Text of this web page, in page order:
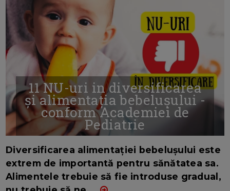
11 NU-uri in diversificarea
și alimentația bebelușului -
conform Academiei de
Pediatrie
Diversificarea alimentației bebelușului este
extrem de importantă pentru sănătatea sa.
Alimentele trebuie să fie introduse gradual,